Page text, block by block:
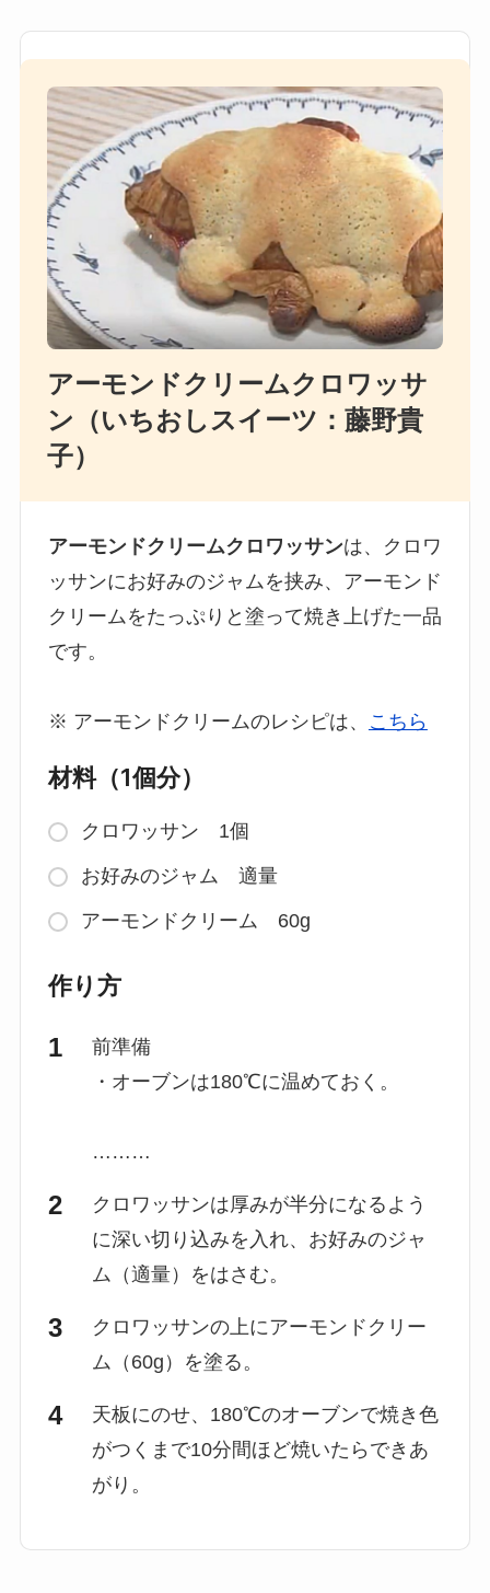
アーモンドクリームクロワッサ
ン（いちおしスイーツ：藤野貴
子）
アーモンドクリームクロワッサンは、クロワ
ッサンにお好みのジャムを挟み、アーモンド
クリームをたっぷりと塗って焼き上げた一品
です。
※ アーモンドクリームのレシピは、 こちら
材料（1個分）
クロワッサン 1個
お好みのジャム 適量
アーモンドクリーム 60g
作り方
前準備
・オーブンは180℃に温めておく。
………
クロワッサンは厚みが半分になるよう
に深い切り込みを入れ、お好みのジャ
ム（適量）をはさむ。
クロワッサンの上にアーモンドクリー
ム（60g）を塗る。
天板にのせ、180℃のオーブンで焼き色
がつくまで10分間ほど焼いたらできあ
がり。